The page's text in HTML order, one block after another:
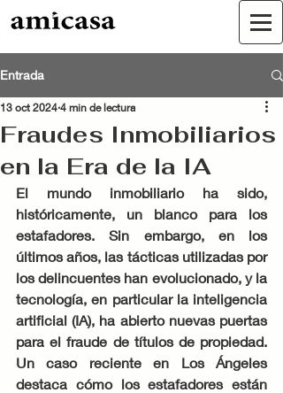
Entrada
Fraudes Inmobiliarios
en la Era de la IA
13 oct 2024 4 min de lectura
El mundo inmobiliario ha sido,
históricamente, un blanco para los
estafadores. Sin embargo, en los
últimos años, las tácticas utilizadas por
los delincuentes han evolucionado, y la
tecnología, en particular la inteligencia
artificial (IA), ha abierto nuevas puertas
para el fraude de títulos de propiedad.
Un caso reciente en Los Ángeles
destaca cómo los estafadores están